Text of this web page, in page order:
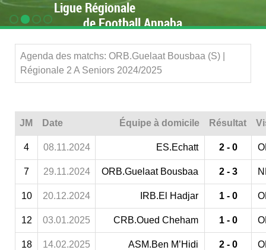
Ligue Régionale
de Football Annaba
Agenda des matchs: ORB.Guelaat Bousbaa (S) |
Régionale 2 A Seniors 2024/2025
JM Date Équipe à domicile Résultat
4 08.11.2024 ES.Echatt 2 - 0
7 29.11.2024 ORB.Guelaat Bousbaa 2 - 3
10 20.12.2024 IRB.El Hadjar 1 - 0
12 03.01.2025 CRB.Oued Cheham 1 - 0
18 14.02.2025 ASM.Ben M’Hidi 2 - 0